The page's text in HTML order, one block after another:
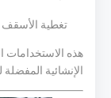
تغطية الأسقف
هذه الاستخدامات
الإنشائية